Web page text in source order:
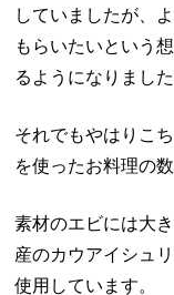
していましたが、
もらいたいという
るようになりました
それでもやはりこ
を使ったお料理の数
素材のエビには大
産のカウアイシュ
使用しています。